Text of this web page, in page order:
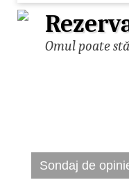
Omul poate
Sondaj de